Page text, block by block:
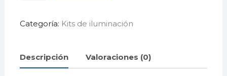
cantidad
Categoría: Kits de iluminación
Descripción Valoraciones (0)